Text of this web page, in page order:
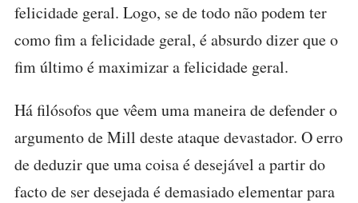
felicidade geral. Logo, se de todo não podem ter
como fim a felicidade geral, é absurdo dizer que o
fim último é maximizar a felicidade geral.
Há filósofos que vêem uma maneira de defender o
argumento de Mill deste ataque devastador. O erro
de deduzir que uma coisa é desejável a partir do
facto de ser desejada é demasiado elementar para